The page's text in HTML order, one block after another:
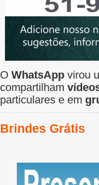
O WhatsApp virou
compartilham
particulares e em
Brindes Grátis